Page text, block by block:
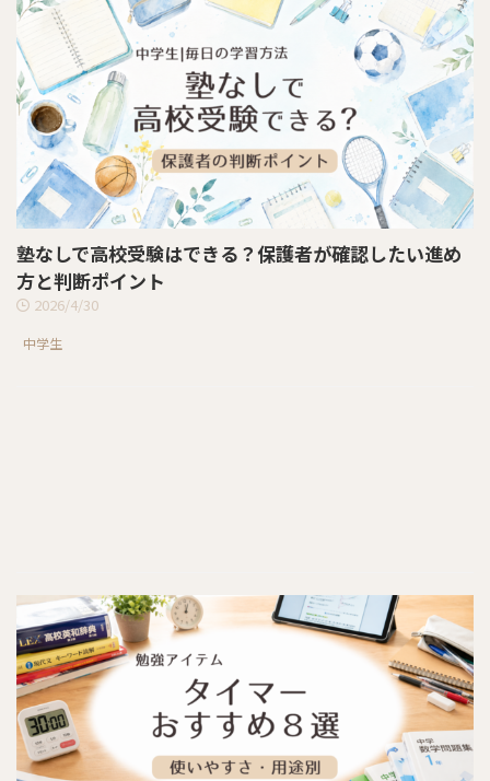
塾なしで高校受験はできる？保護者が確認したい進め
方と判断ポイント
2026/4/30
中学生